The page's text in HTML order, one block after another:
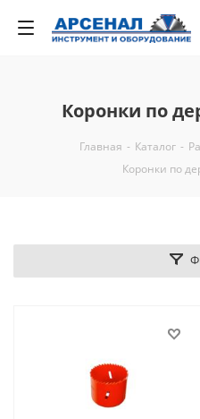
Коронки по
Главная - Каталог -
Коронки по